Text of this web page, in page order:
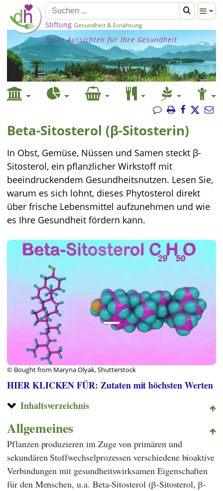
Stiftung Gesundheit & Ernährung
Beste Aussichten für Ihre Gesundheit
Beta-Sitosterol (β-Sitosterin)
In Obst, Gemüse, Nüssen und Samen steckt β-
Sitosterol, ein pflanzlicher Wirkstoff mit
beeindruckendem Gesundheitsnutzen. Lesen Sie,
warum es sich lohnt, dieses Phytosterol direkt
über frische Lebensmittel aufzunehmen und wie
es Ihre Gesundheit fördern kann.
© Bought from Maryna Olyak, Shutterstock
HIER KLICKEN FÜR: Zutaten mit höchsten Werten
Inhaltsverzeichnis
Allgemeines
Pflanzen produzieren im Zuge von primären und
sekundären Stoffwechselprozessen verschiedene bioaktive
Verbindungen mit gesundheitswirksamen Eigenschaften
für den Menschen, u.a. Beta-Sitosterol (β-Sitosterol, β-